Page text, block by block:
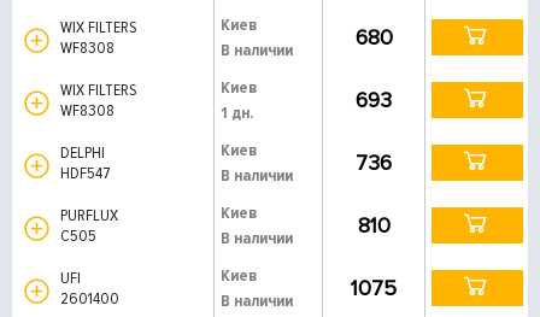
WIX FILTERS
WF8308
Киев
В наличии
680
WIX FILTERS
WF8308
Киев
1 дн.
693
DELPHI
HDF547
Киев
В наличии
736
PURFLUX
C505
Киев
В наличии
810
UFI
2601400
Киев
В наличии
1075